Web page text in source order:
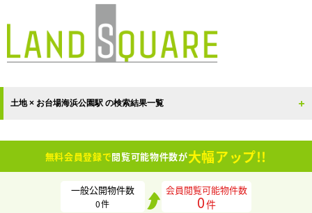
土地 × お台場海浜公園駅 の検索結果一覧
無料会員登録で閲覧可能物件数が大幅アップ!!
一般公開物件数
0件
会員閲覧可能物件数
0件